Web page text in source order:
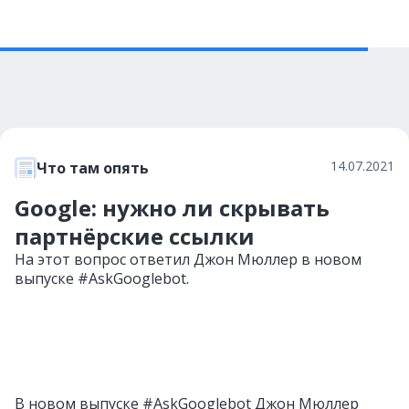
Что там опять 14.07.2021
Google: нужно ли скрывать
партнёрские ссылки
На этот вопрос ответил Джон Мюллер в новом
выпуске #AskGooglebot.
В новом выпуске #AskGooglebot Джон Мюллер